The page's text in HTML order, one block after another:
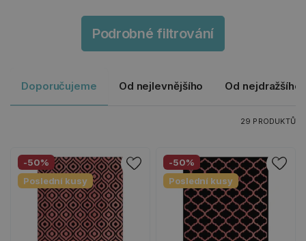
Podrobné filtrování
Doporučujeme Od nejlevnějšího Od nejdražšího
29 PRODUKTŮ
-50%
Poslední kusy
-50%
Poslední kusy